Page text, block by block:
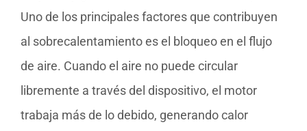
Uno de los principales factores que contribuyen
al sobrecalentamiento es el bloqueo en el flujo
de aire. Cuando el aire no puede circular
libremente a través del dispositivo, el motor
trabaja más de lo debido, generando calor